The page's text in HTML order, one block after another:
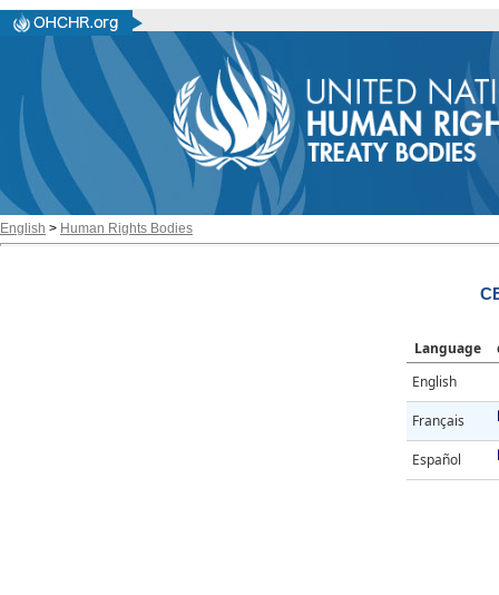
English > Human Rights Bodies
Language
English
Français
Español